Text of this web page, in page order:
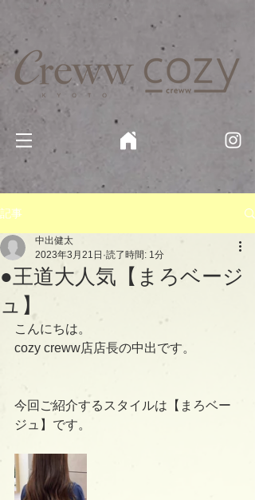
京都・四条 烏丸の美容室・美容院【Creww KYOTO (クルー)】【cozy creww(コージークルー)】 京都市 ヘ
記事
●王道大人気【まろベージ
ュ】
中出健太
2023年3月21日 読了時間: 1分
こんにちは。
cozy creww店店長の中出です。
今回ご紹介するスタイルは【まろベー
ジュ】です。